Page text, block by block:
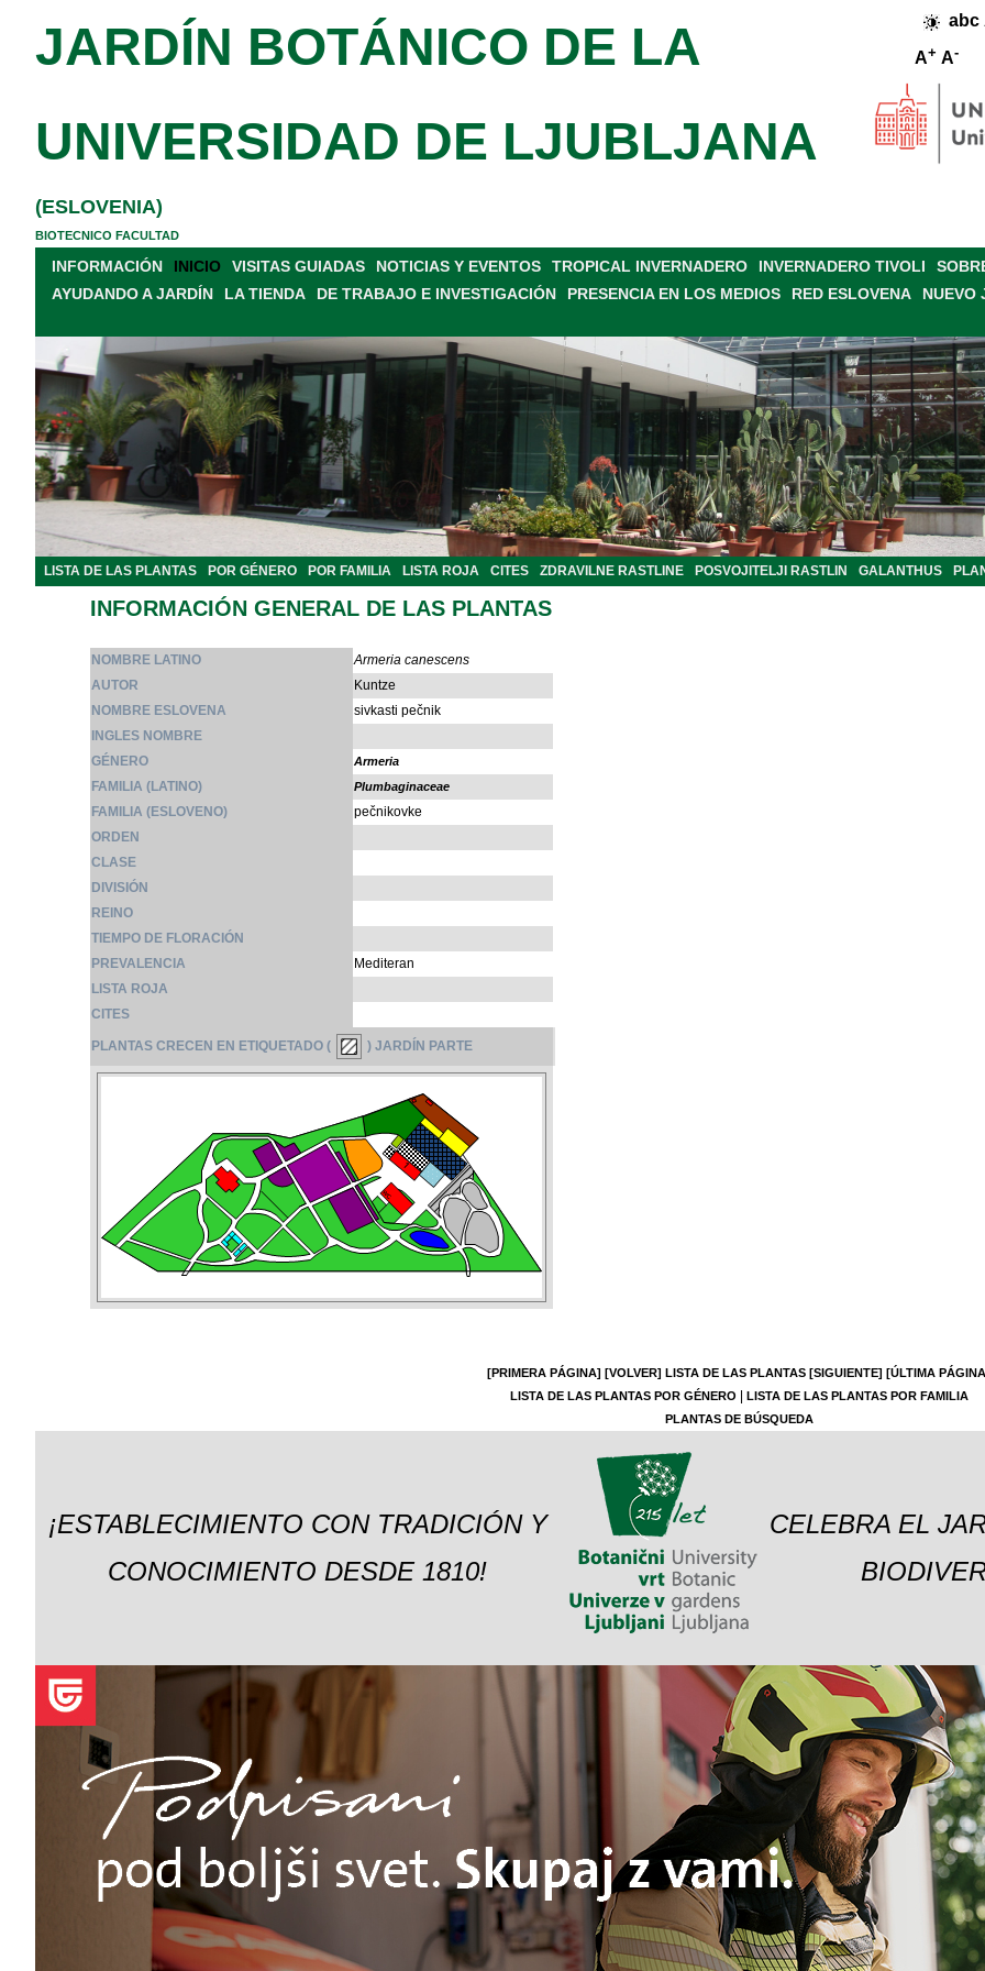
abc
A+ A-
JARDÍN BOTÁNICO DE LA
UNIVERSIDAD DE LJUBLJANA
(ESLOVENIA)
BIOTECNICO FACULTAD
INFORMACIÓN INICIO VISITAS GUIADAS NOTICIAS Y EVENTOS TROPICAL INVERNADERO INVERNADERO TIVOLI
AYUDANDO A JARDÍN
LA TIENDA DE TRABAJO E INVESTIGACIÓN PRESENCIA EN LOS MEDIOS RED ESLOVENA NUEVO
LISTA DE LAS PLANTAS POR GÉNERO POR FAMILIA LISTA ROJA CITES ZDRAVILNE RASTLINE POSVOJITELJI RASTLIN GALANTHUS
INFORMACIÓN GENERAL DE LAS PLANTAS
NOMBRE LATINO
Armeria canescens
AUTOR
Kuntze
NOMBRE ESLOVENA
sivkasti pečnik
INGLES NOMBRE
GÉNERO
Armeria
FAMILIA (LATINO) Plumbaginaceae
FAMILIA (ESLOVENO)
pečnikovke
ORDEN
CLASE
DIVISIÓN
REINO
TIEMPO DE FLORACIÓN
PREVALENCIA
Mediteran
LISTA ROJA
CITES
PLANTAS CRECEN EN ETIQUETADO ( ) JARDÍN PARTE
[PRIMERA PÁGINA] [VOLVER] LISTA DE LAS PLANTAS [SIGUIENTE] [ÚLTIMA
LISTA DE LAS PLANTAS POR GÉNERO
LISTA DE LAS PLANTAS POR FAMILIA
PLANTAS DE BÚSQUEDA
¡ESTABLECIMIENTO CON TRADICIÓN Y
CONOCIMIENTO DESDE 1810!
CELEBRA EL